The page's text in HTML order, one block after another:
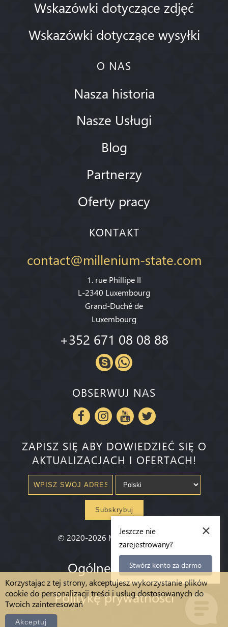
Korzystając z tej strony, akceptujesz wykorzystanie plików
cookie do personalizacji treści i usług dostosowanych do
Twoich zainteresowań
Akceptuj
Wskazówki dotyczące zdjęć
Wskazówki dotyczące wysyłki
O NAS
Nasza historia
Nasze Usługi
Blog
Partnerzy
Oferty pracy
KONTAKT
contact@millenium-state.com
1. rue Phillipe II
L-2340 Luxembourg
Grand-Duché de
Luxembourg
+352 671 08 08 88
OBSERWUJ NAS
ZAPISZ SIĘ ABY DOWIEDZIEĆ SIĘ O
AKTUALIZACJACH I OFERTACH!
Subskrybuj
© 2020-2026 Millenium State
Ogólne warunki
Politykę prywatności
×
Jeszcze nie
zarejestrowany?
Stwórz konto za darmo